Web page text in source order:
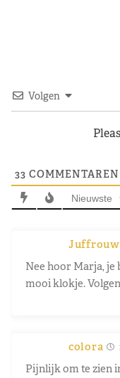
Volgen
33 COMMENTAREN
Nieuwste
Nee hoor Marja, je
mooi klokje.
colora
Pijnlijk om te zien